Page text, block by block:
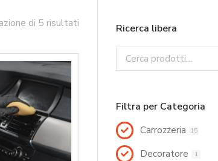
di 5 risultati Ricerca libera
Filtra per Categoria
Carrozzeria 15
Decoratore 1